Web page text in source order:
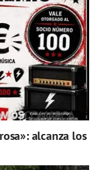
alcanza los